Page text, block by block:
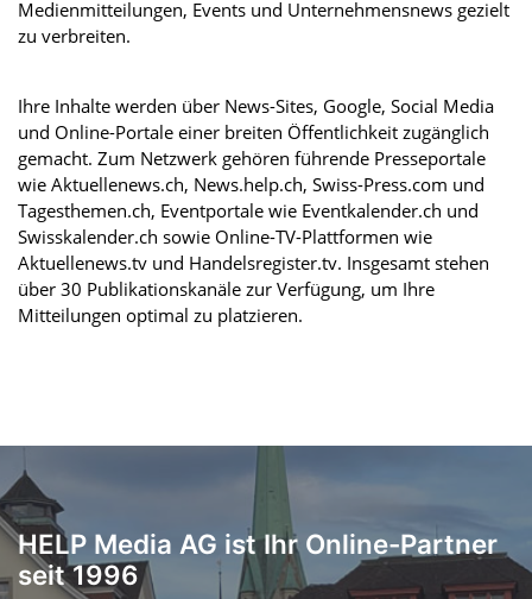
Medienmitteilungen, Events und Unternehmensnews gezielt
zu verbreiten.
Ihre Inhalte werden über News-Sites, Google, Social Media
und Online-Portale einer breiten Öffentlichkeit zugänglich
gemacht. Zum Netzwerk gehören führende Presseportale
wie Aktuellenews.ch, News.help.ch, Swiss-Press.com und
Tagesthemen.ch, Eventportale wie Eventkalender.ch und
Swisskalender.ch sowie Online-TV-Plattformen wie
Aktuellenews.tv und Handelsregister.tv. Insgesamt stehen
über 30 Publikationskanäle zur Verfügung, um Ihre
Mitteilungen optimal zu platzieren.
HELP Media AG ist Ihr Online-Partner
seit 1996